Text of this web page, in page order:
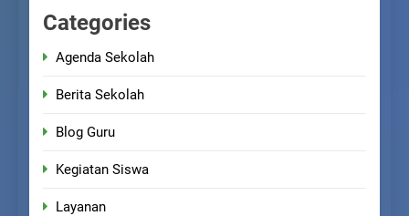
Categories
Agenda Sekolah
Berita Sekolah
Blog Guru
Kegiatan Siswa
Layanan